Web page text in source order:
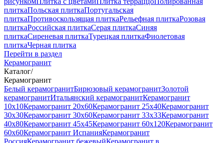
плиткаПольская плиткаПортугальская
плиткаПротивоскользящая плиткаРельефная плиткаРозовая
плиткаРоссийская плиткаСерая плиткаСиняя
плиткаСиреневая плиткаТурецкая плиткаФиолетовая
плиткаЧерная плитка
Перейти в раздел
Керамогранит
Каталог/
Керамогранит
Белый керамогранитБирюзовый керамогранитЗолотой
керамогранитИтальянский керамогранитКерамогранит
10x10Керамогранит 20x60Керамогранит 25x40Керамогранит
30x30Керамогранит 30x60Керамогранит 33x33Керамогранит
40x80Керамогранит 45x45Керамогранит 60x120Керамогранит
60x60Керамогранит ИспанияКерамогранит
РоссияКерамогранит бежевыйКерамогранит в